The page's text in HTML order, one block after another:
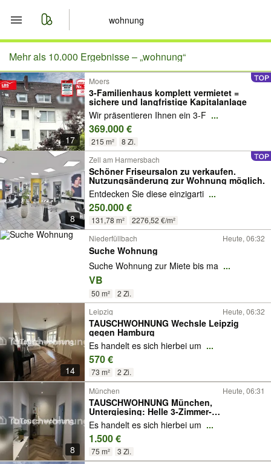
Start
Merkliste
Nachrichten
Anzeige aufgeben
Mehr als 10.000 Ergebnisse –„wohnung“
17
Moers
3-Familienhaus komplett vermietet =
sichere und langfristige Kapitalanlage
Wir präsentieren Ihnen ein 3-F ...
369.000 €
215 m² 8 Zi.
8
Zell am Harmersbach
Schöner Friseursalon zu verkaufen.
Nutzungsänderung zur Wohnung möglich.
Entdecken Sie diese einzigarti ...
250.000 €
131,78 m²
2276,52 €/m²
Niederfüllbach
Heute, 06:32
Suche Wohnung
Suche Wohnung zur Miete bis ma ...
VB
50 m² 2 Zi.
14
Leipzig Heute, 06:32
TAUSCHWOHNUNG Wechsle Leipzig
gegen Hamburg
Es handelt es sich hierbei um ...
570 €
73 m² 2 Zi.
8
München Heute, 06:31
TAUSCHWOHNUNG München,
Untergiesing: Helle 3-Zimmer-
Altbauwohnung
Es handelt es sich hierbei um ...
1.500 €
75 m² 3 Zi.